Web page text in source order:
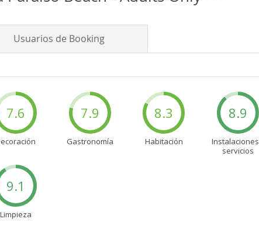
Usuarios de Booking
7.6 7.9
Gastronomía
8.3
Habitación
8.9
servicios
9.1
Limpieza